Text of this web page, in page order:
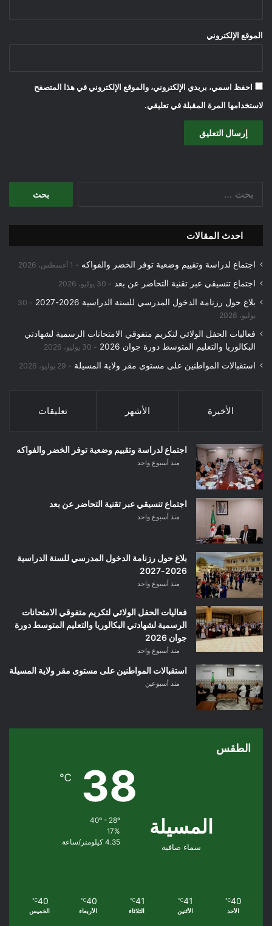
الموقع الإلكتروني
احفظ اسمي، بريدي الإلكتروني، والموقع الإلكتروني في هذا المتصفح
لاستخدامها المرة المقبلة في تعليقي.
احدث المقالات
اجتماع لدراسة وتقييم وضعية توفر الخضر والفواكه 1 أغسطس، 2026
اجتماع تنسيقي عبر تقنية التحاضر عن بعد 30 يوليو، 2026
بلاغ حول رزنامة الدخول المدرسي للسنة الدراسية 2026-2027
30
يوليو، 2026
فعاليات الحفل الولائي لتكريم متفوقي الامتحانات الرسمية لشهادتي
البكالوريا والتعليم المتوسط دورة جوان 2026
30 يوليو، 2026
استقبالات المواطنين على مستوى مقر ولاية المسيلة 29 يوليو، 2026
الأخيرة الأشهر تعليقات
اجتماع لدراسة وتقييم وضعية توفر الخضر والفواكه
منذ أسبوع واحد
اجتماع تنسيقي عبر تقنية التحاضر عن بعد
منذ أسبوع واحد
بلاغ حول رزنامة الدخول المدرسي للسنة الدراسية
2026-2027
منذ أسبوع واحد
فعاليات الحفل الولائي لتكريم متفوقي الامتحانات
الرسمية لشهادتي البكالوريا والتعليم المتوسط دورة
جوان 2026
منذ أسبوع واحد
استقبالات المواطنين على مستوى مقر ولاية المسيلة
منذ أسبوعين
الطقس
المسيلة
سماء صافية
38
℃
40º - 28º
17%
4.35 كيلومتر/ساعة
40
℃
الأحد
41
℃
الأثنين
41
℃
الثلاثاء
40
℃
الأربعاء
40
℃
الخميس